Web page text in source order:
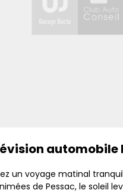
automobile
un voyage matinal
de Pessac, le soleil